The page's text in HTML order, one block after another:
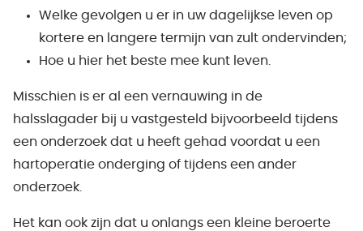
Welke gevolgen u er in uw dagelijkse leven op
kortere en langere termijn van zult ondervinden;
Hoe u hier het beste mee kunt leven.
Misschien is er al een vernauwing in de
halsslagader bij u vastgesteld bijvoorbeeld tijdens
een onderzoek dat u heeft gehad voordat u een
hartoperatie onderging of tijdens een ander
onderzoek.
Het kan ook zijn dat u onlangs een kleine beroerte